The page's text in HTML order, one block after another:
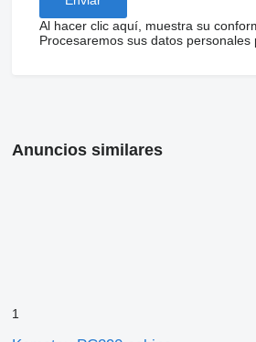
Al hacer clic aquí, muestra su
Procesaremos sus datos personales
Anuncios similares
1